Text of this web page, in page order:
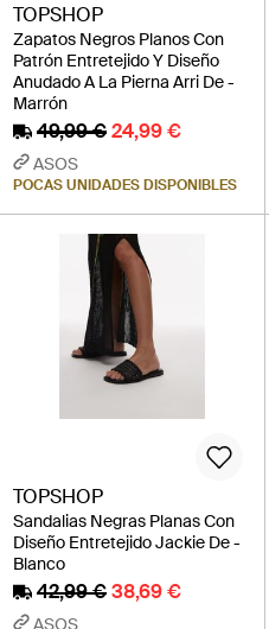
TOPSHOP
Zapatos Negros Planos Con
Patrón Entretejido Y Diseño
Anudado A La Pierna Arri De -
Marrón
49,99 €24,99 €
ASOS
POCAS UNIDADES DISPONIBLES
TOPSHOP
Sandalias Negras Planas Con
Diseño Entretejido Jackie De -
Blanco
42,99 €38,69 €
ASOS